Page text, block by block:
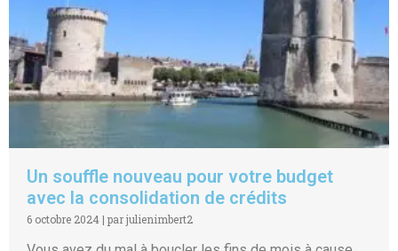
Un souffle nouveau pour votre budget
avec la consolidation de crédits
6 octobre 2024 | par julienimbert2